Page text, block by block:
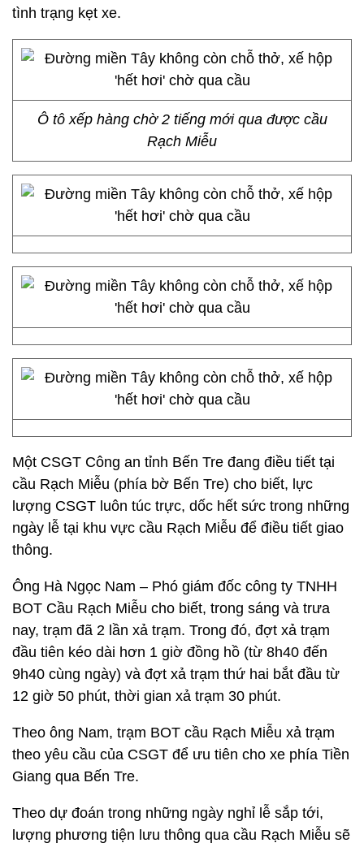
tình trạng kẹt xe.
Ô tô xếp hàng chờ 2 tiếng mới qua được cầu
Rạch Miễu
Một CSGT Công an tỉnh Bến Tre đang điều tiết tại
cầu Rạch Miễu (phía bờ Bến Tre) cho biết, lực
lượng CSGT luôn túc trực, dốc hết sức trong những
ngày lễ tại khu vực cầu Rạch Miễu để điều tiết giao
thông.
Ông Hà Ngọc Nam – Phó giám đốc công ty TNHH
BOT Cầu Rạch Miễu cho biết, trong sáng và trưa
nay, trạm đã 2 lần xả trạm. Trong đó, đợt xả trạm
đầu tiên kéo dài hơn 1 giờ đồng hồ (từ 8h40 đến
9h40 cùng ngày) và đợt xả trạm thứ hai bắt đầu từ
12 giờ 50 phút, thời gian xả trạm 30 phút.
Theo ông Nam, trạm BOT cầu Rạch Miễu xả trạm
theo yêu cầu của CSGT để ưu tiên cho xe phía Tiền
Giang qua Bến Tre.
Theo dự đoán trong những ngày nghỉ lễ sắp tới,
lượng phương tiện lưu thông qua cầu Rạch Miễu sẽ